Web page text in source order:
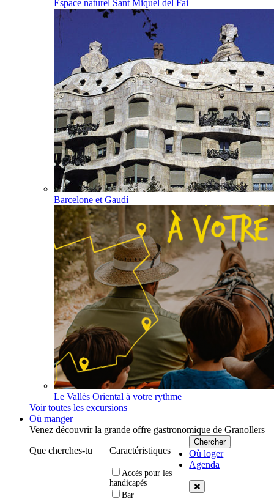
Espace naturel Sant Miquel del Fai
Barcelone et Gaudí
Le Vallès Oriental à votre rythme
Voir toutes les excursions
Où manger
Venez découvrir la grande offre gastronomique de Granollers
Que cherches-tu
Caractéristiques
Accès pour les
handicapés
Bar
Où loger
Agenda